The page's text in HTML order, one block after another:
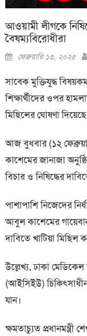
আওয়ামী লীগকে
বৈষম্যবিরোধীরা
Posted
ফেব্রুয়ারি ১৩, ২০২৫
সাবেক মুক্তিযুদ্ধ
শিক্ষার্থীদের ওপর
মিছিলের ঘোষণা
আজ বুধবার (১২
কাশেমের জানাজা
বিচার ও নিষিদ্ধের
পাশাপাশি নিজেদের
আবুল কাশেমের
দাবিতে খাটিয়া মিছিল
উল্লেখ্য, ঢাকা
(আইসিইউ)
যান।
ক্ষমতাচ্যুত প্রধানমন্ত্রী